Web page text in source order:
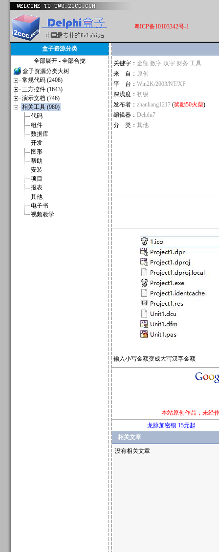
粤ICP备10103342号-1
盒子资源分类
全部展开 - 全部合拢
盒子资源分类大树
常规代码 (2408)
三方控件 (1643)
演示文档 (746)
相关工具 (980)
代码
组件
数据库
开发
图形
帮助
安装
项目
报表
其他
电子书
视频教学
关键字： 金额 数字 汉字 财务 工具
来 自： 原创
平 台： Win2K/2003/NT/XP
深浅度： 初级
发布者： zhanliang1217 (奖励50火柴)
编辑器： Delphi7
分 类： 其他
输入小写金额变成大写汉字金额
本站原创作品，未经
龙脉加密锁 15元起
相关文章
没有相关文章